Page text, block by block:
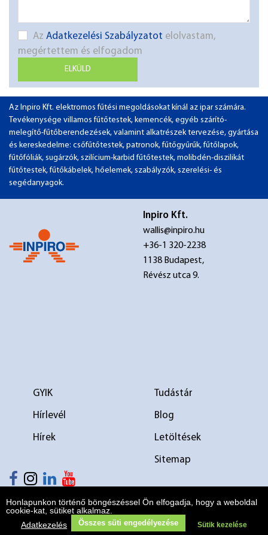
Az Adatkezelési Szabályzatot elolvastam,
megértettem és elfogadom
ELKÜLD
Az Inpiro Kft. elektromos fűtési megoldásokat kínál az ipar számára.
Tevékenysége villamos fűtőtestek, kemencék, egyéb szárító-
melegítő-fűtőberendezések, valamint alkatrészek tervezése, gyártása
és kereskedelme: csőfűtőtestek, patronok, fűtőgyűrűk, fűtőlapok,
fűtőfóliák, sugárzók, szilícium-karbid fűtőtestek, molibdén-diszilikát
fűtőtestek, fűtőkábelek, hőelemek, szabályzók, szerelési- és
segédanyagok.
Inpiro Kft.
wallis@inpiro.hu
+36-1 320-2238
1138 Budapest,
Révész utca 9.
GYIK
Hírlevél
Hírek
elválasztó 2
Tudástár
Blog
Letöltések
Sitemap
Copyright ÁSZF Adatkezelés
Sütik kezelése